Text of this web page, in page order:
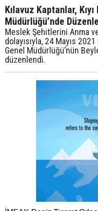
Kılavuz Kaptanlar,
Müdürlüğü’nde
Meslek Şehitlerini Anma
dolayısıyla, 24 Mayıs
Genel Müdürlüğü’nün
düzenlendi.